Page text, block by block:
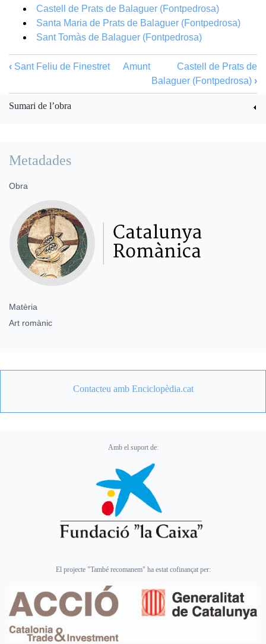
Castell de Prats de Balaguer (Fontpedrosa)
Santa Maria de Prats de Balaguer (Fontpedrosa)
Sant Tomàs de Balaguer (Fontpedrosa)
‹ Sant Feliu de Finestret Amunt
Castell de Prats de
Balaguer (Fontpedrosa) ›
Sumari de l’obra
Metadades
Obra
Matèria
Art romànic
Contacteu amb Enciclopèdia.cat
Amb el suport de:
El projecte "També recomanem" ha estat cofinançat per: